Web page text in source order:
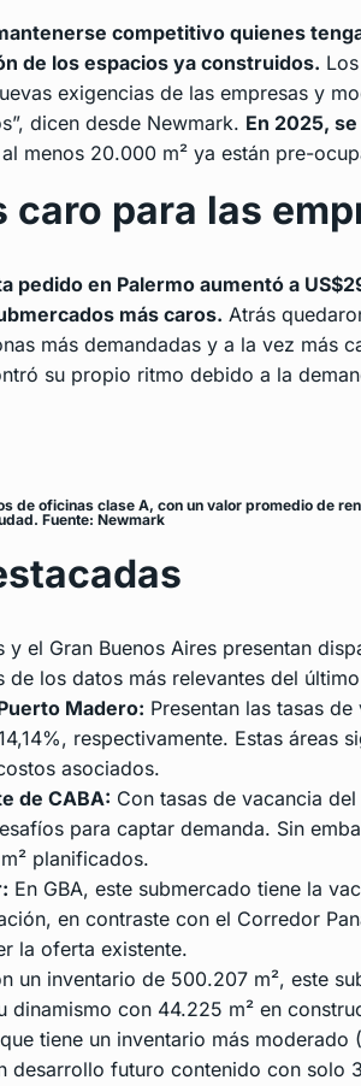
competitivo quienes
de los espacios ya construidos.
exigencias de las empresas y
dicen desde Newmark. En 2025,
menos 20.000 m² ya están pre-
caro para las
pedido en Palermo aumentó a
más caros. Atrás
más demandadas y a la vez más
su propio ritmo debido a la
de oficinas clase A, con un valor promedio de
Fuente: Newmark
y el Gran Buenos Aires presentan
de los datos más relevantes del
Madero: Presentan las tasas
respectivamente. Estas áreas
asociados.
de CABA: Con tasas de vacancia
para captar demanda. Sin
planificados.
En GBA, este submercado tiene la
en contraste con el Corredor
la oferta existente.
un inventario de 500.207 m², este
dinamismo con 44.225 m² en
tiene un inventario más
desarrollo futuro contenido con solo